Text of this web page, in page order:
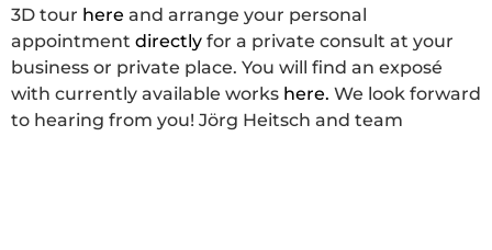
3D tour here and arrange your personal
appointment directly for a private consult at your
business or private place. You will find an exposé
with currently available works here. We look forward
to hearing from you! Jörg Heitsch and team